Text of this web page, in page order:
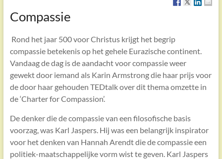
Compassie
Rond het jaar 500 voor Christus krijgt het begrip
compassie betekenis op het gehele Eurazische continent.
Vandaag de dag is de aandacht voor compassie weer
gewekt door iemand als Karin Armstrong die haar prijs voor
de door haar gehouden TEDtalk over dit thema omzette in
de ‘Charter for Compassion’.
De denker die de compassie van een filosofische basis
voorzag, was Karl Jaspers. Hij was een belangrijk inspirator
voor het denken van Hannah Arendt die de compassie een
politiek-maatschappelijke vorm wist te geven. Karl Jaspers